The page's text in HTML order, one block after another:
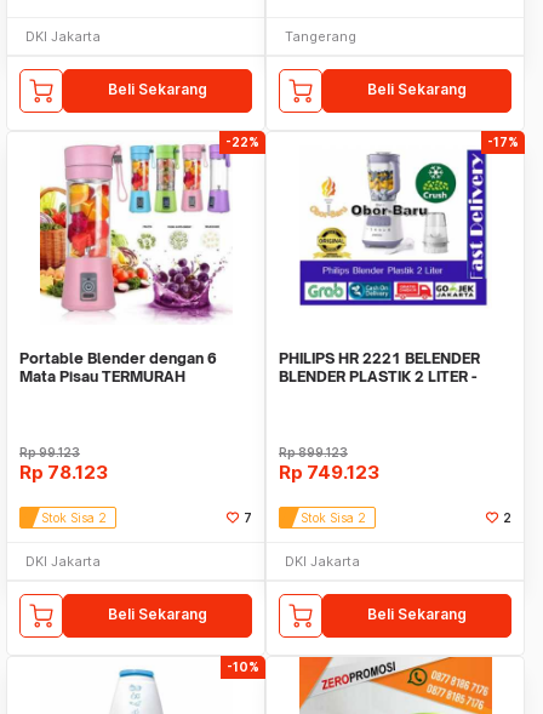
DKI Jakarta
Beli Sekarang
Tangerang
Beli Sekarang
-22%
Portable Blender dengan 6
Mata Pisau TERMURAH
Rp99.123
Rp 78.123
Stok Sisa 2 7
DKI Jakarta
Beli Sekarang
-17%
PHILIPS HR 2221 BELENDER
BLENDER PLASTIK 2 LITER -
Rp899.123
Rp 749.123
Stok Sisa 2 2
DKI Jakarta
Beli Sekarang
-10%